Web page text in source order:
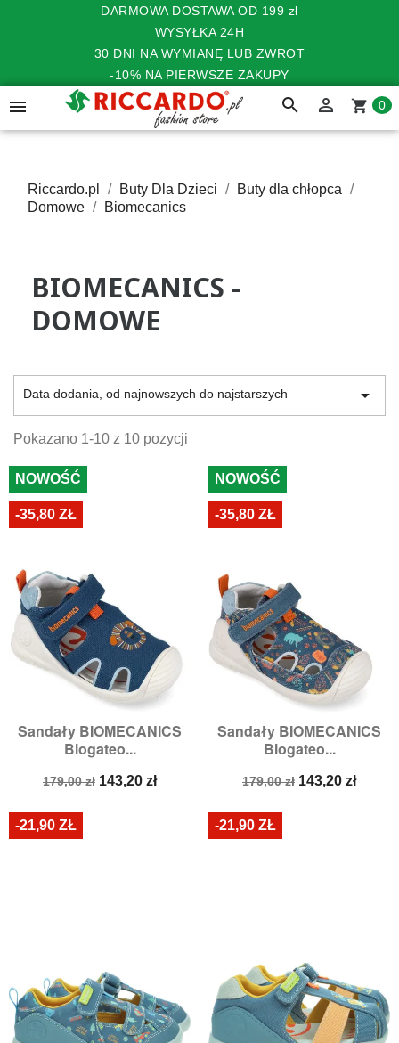
DARMOWA DOSTAWA OD 199 zł
WYSYŁKA 24H
30 DNI NA WYMIANĘ LUB ZWROT
-10% NA PIERWSZE ZAKUPY
 search  shopping_cart 0
Riccardo.pl Buty Dla Dzieci
Buty dla chłopca
Domowe
Biomecanics
BIOMECANICS -
DOMOWE
Data dodania, od najnowszych do najstarszych 
Pokazano 1-10 z 10 pozycji
Sandały BIOMECANICS
Biogateo...
Cena
179,00 zł Cena
143,20 zł
NOWOŚĆ
-35,80 ZŁ
Sandały BIOMECANICS
Biogateo...
Cena
179,00 zł Cena
143,20 zł
NOWOŚĆ
-35,80 ZŁ
-21,90 ZŁ -21,90 ZŁ